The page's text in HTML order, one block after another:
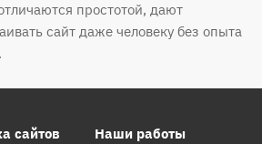
простотой, дают
сайт даже человеку без опыта
сайтов
Наши работы